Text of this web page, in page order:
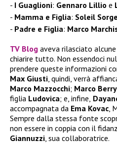
I Guaglioni: Gennaro Lillio e
Mamma e Figlia: Soleil Sorge
Padre e Figlia: Marco
TV Blog aveva rilasciato
chiarire tutto. Non essendoci
prendere queste informazioni
Max Giusti, quindi, verrà
Marco Mazzocchi; Marco Berry
figlia Ludovica; e, infine,
accompagnata da Ema Kovac,
Sempre dalla stessa fonte
non essere in coppia con il
Giannuzzi, sua collaboratrice.